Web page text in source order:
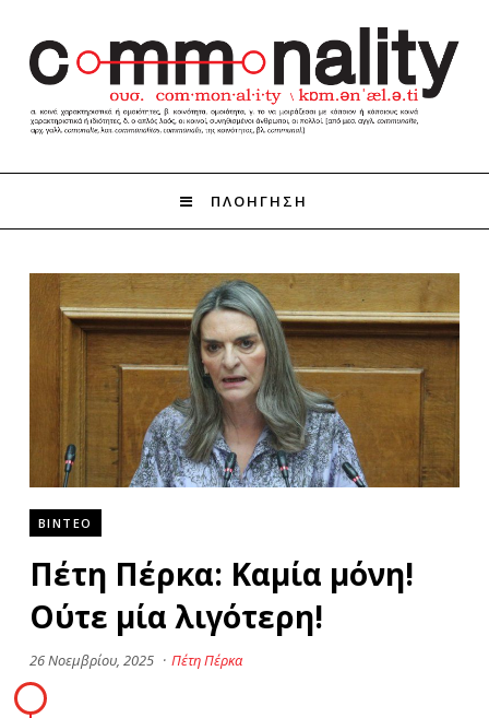
ΠΛΟΗΓΗΣΗ
ΒΙΝΤΕΟ
Πέτη Πέρκα: Καμία μόνη!
Ούτε μία λιγότερη!
26 Νοεμβρίου, 2025 · Πέτη Πέρκα